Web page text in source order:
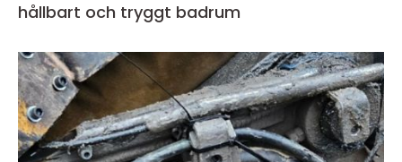
hållbart och tryggt badrum